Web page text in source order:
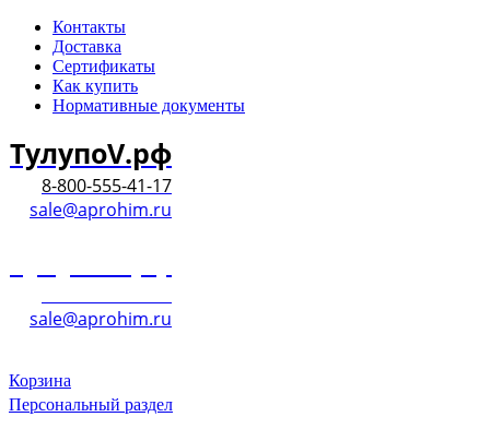
Контакты
Доставка
Сертификаты
Как купить
Нормативные документы
ТулупоV.рф
8-800-555-41-17
sale@aprohim.ru
sale@aprohim.ru
Корзина
Персональный раздел